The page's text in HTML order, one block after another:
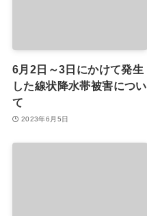
6月2日～3日にかけて発生
した線状降水帯被害につい
て
2023年6月5日